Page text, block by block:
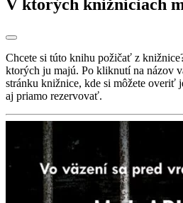
V ktorých knižniciach
Chcete si túto knihu požičať z
ktorých ju majú. Po kliknutí na názov
stránku knižnice, kde si môžete overiť
aj priamo rezervovať.